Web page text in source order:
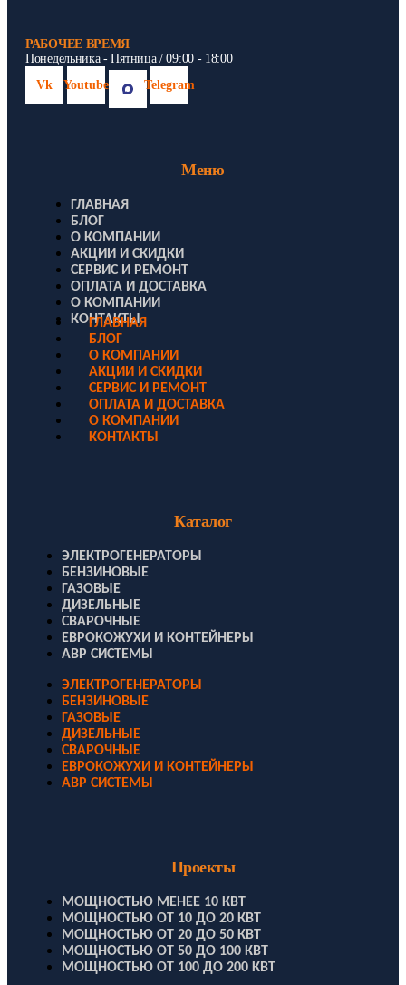
РАБОЧЕЕ ВРЕМЯ
Понедельника - Пятница / 09:00 - 18:00
Vk
Youtube Telegram
Меню
ГЛАВНАЯ
БЛОГ
О КОМПАНИИ
АКЦИИ И СКИДКИ
СЕРВИС И РЕМОНТ
ОПЛАТА И ДОСТАВКА
О КОМПАНИИ
КОНТАКТЫ
ГЛАВНАЯ
БЛОГ
О КОМПАНИИ
АКЦИИ И СКИДКИ
СЕРВИС И РЕМОНТ
ОПЛАТА И ДОСТАВКА
О КОМПАНИИ
КОНТАКТЫ
Каталог
ЭЛЕКТРОГЕНЕРАТОРЫ
БЕНЗИНОВЫЕ
ГАЗОВЫЕ
ДИЗЕЛЬНЫЕ
СВАРОЧНЫЕ
ЕВРОКОЖУХИ И КОНТЕЙНЕРЫ
АВР СИСТЕМЫ
ЭЛЕКТРОГЕНЕРАТОРЫ
БЕНЗИНОВЫЕ
ГАЗОВЫЕ
ДИЗЕЛЬНЫЕ
СВАРОЧНЫЕ
ЕВРОКОЖУХИ И КОНТЕЙНЕРЫ
АВР СИСТЕМЫ
Проекты
МОЩНОСТЬЮ МЕНЕЕ 10 КВТ
МОЩНОСТЬЮ ОТ 10 ДО 20 КВТ
МОЩНОСТЬЮ ОТ 20 ДО 50 КВТ
МОЩНОСТЬЮ ОТ 50 ДО 100 КВТ
МОЩНОСТЬЮ ОТ 100 ДО 200 КВТ